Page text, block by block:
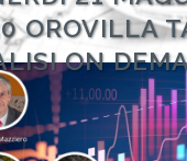
OROVILLA
ON